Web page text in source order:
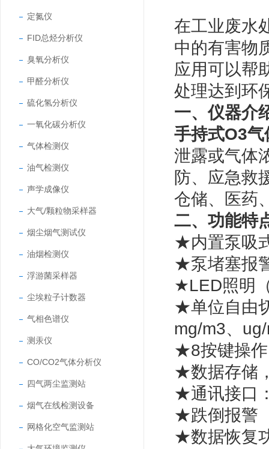
定氮仪
FID总烃分析仪
臭氧分析仪
甲醛分析仪
硫化氢分析仪
一氧化碳分析仪
气体检测仪
油气检测仪
声学成像仪
大气/颗粒物采样器
烟尘烟气测试仪
油烟检测仪
浮游菌采样器
尘埃粒子计数器
气相色谱仪
测汞仪
CO/CO2气体分析仪
四气两尘监测站
烟气在线检测设备
网格化空气监测站
在工业废水
中的有害物
应用可以帮
处理达到环
一、仪器介
手持式O3气
泄露或气体
防、应急救
仓储、医药
二、功能特
★内置泵吸
★泵堵塞报
★LED照明
★单位自由
mg/m3、
★8按键操作
★数据存储
★通讯接口
★跌倒报警
★数据恢复